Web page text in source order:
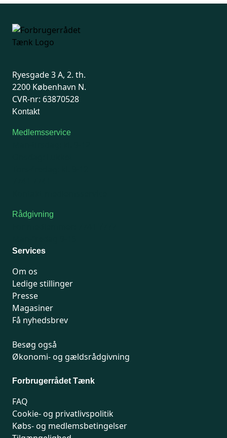
Ryesgade 3 A, 2. th.
2200 København N.
CVR-nr: 63870528
Kontakt
Medlemsservice
Rådgivning
Services
Om os
Ledige stillinger
Presse
Magasiner
Få nyhedsbrev
Besøg også
Økonomi- og gældsrådgivning
Forbrugerrådet Tænk
FAQ
Cookie- og privatlivspolitik
Købs- og medlemsbetingelser